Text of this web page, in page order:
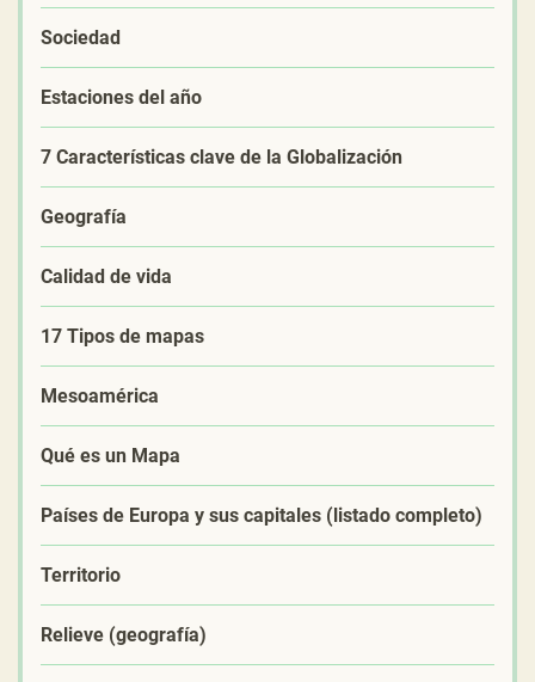
Sociedad
Estaciones del año
7 Características clave de la Globalización
Geografía
Calidad de vida
17 Tipos de mapas
Mesoamérica
Qué es un Mapa
Países de Europa y sus capitales (listado completo)
Territorio
Relieve (geografía)